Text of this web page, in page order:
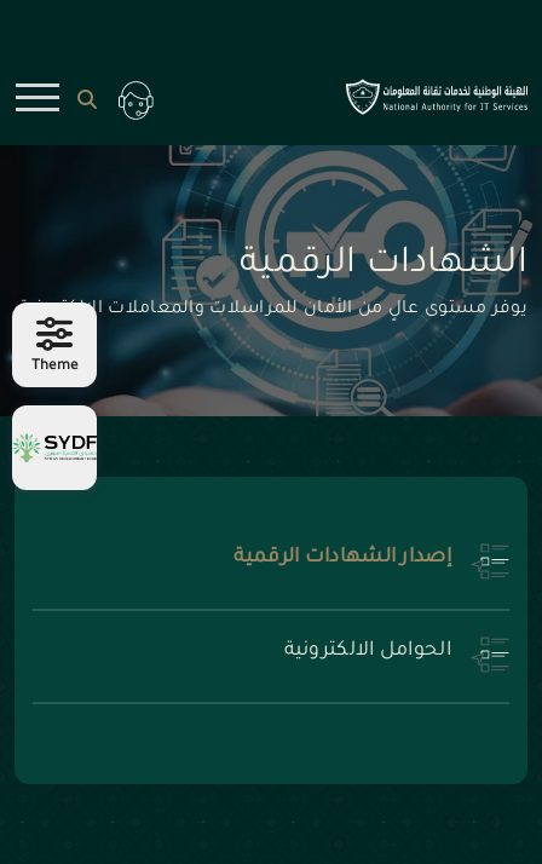
Theme
الشهادات الرقمية
يوفر مستوى عالٍ من الأمان للمراسلات والمعاملات الإلكترونية
إصدار الشهادات الرقمية
الحوامل الالكترونية